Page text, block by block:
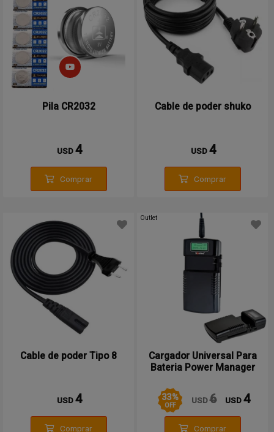
Pila CR2032
USD 4
Comprar
Cable de poder shuko
USD 4
Comprar
Cable de poder Tipo 8
USD 4
Comprar
Outlet
Cargador Universal Para
Bateria Power Manager
33%
OFF USD6 USD 4
Comprar